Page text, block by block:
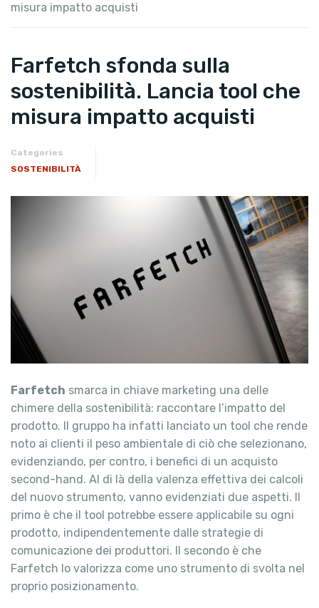
misura impatto acquisti
Farfetch sfonda sulla
sostenibilità. Lancia tool che
misura impatto acquisti
Categories
SOSTENIBILITÀ
Farfetch smarca in chiave marketing una delle
chimere della sostenibilità: raccontare l’impatto del
prodotto. Il gruppo ha infatti lanciato un tool che rende
noto ai clienti il peso ambientale di ciò che selezionano,
evidenziando, per contro, i benefici di un acquisto
second-hand. Al di là della valenza effettiva dei calcoli
del nuovo strumento, vanno evidenziati due aspetti. Il
primo è che il tool potrebbe essere applicabile su ogni
prodotto, indipendentemente dalle strategie di
comunicazione dei produttori. Il secondo è che
Farfetch lo valorizza come uno strumento di svolta nel
proprio posizionamento.